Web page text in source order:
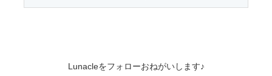
Lunacleをフォローおねがいします♪